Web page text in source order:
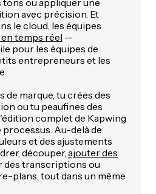
avec précision. Et
le cloud, les équipes
temps réel —
pour les équipes de
entrepreneurs et les
de marque, tu crées des
ou tu peaufines des
complet de Kapwing
Au-delà de
et des ajustements
découper,ajouter des
des transcriptions ou
plans, tout dans un même